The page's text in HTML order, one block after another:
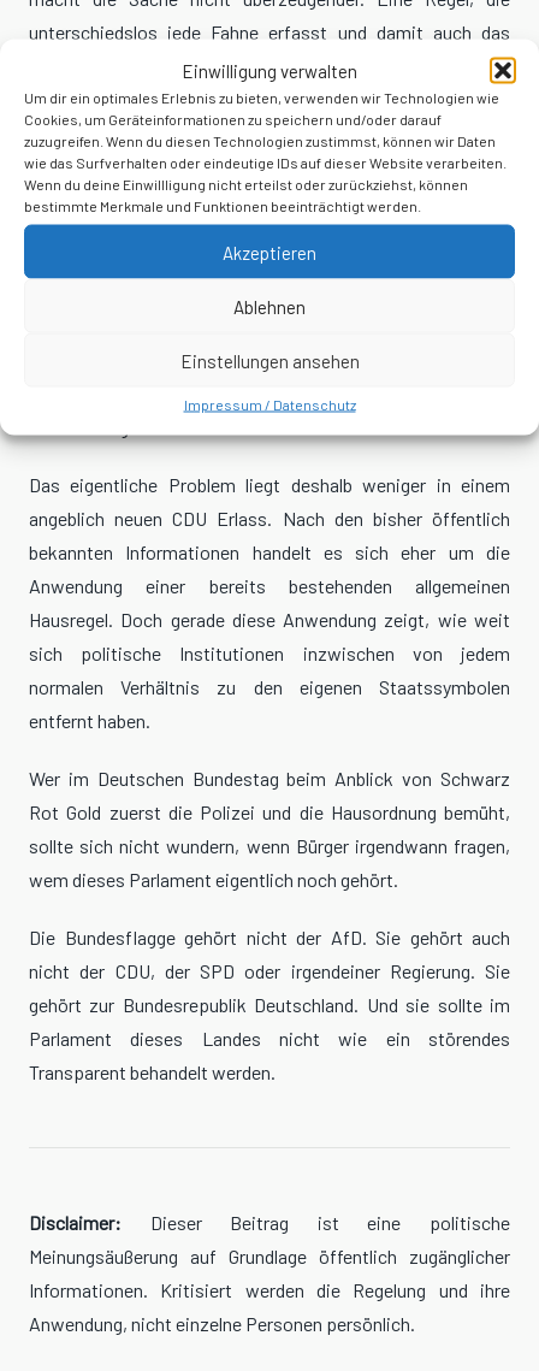
Einwilligung verwalten
Um dir ein optimales Erlebnis zu bieten, verwenden wir Technologien wie
Cookies, um Geräteinformationen zu speichern und/oder darauf
zuzugreifen. Wenn du diesen Technologien zustimmst, können wir Daten
wie das Surfverhalten oder eindeutige IDs auf dieser Website verarbeiten.
Wenn du deine Einwillligung nicht erteilst oder zurückziehst, können
bestimmte Merkmale und Funktionen beeinträchtigt werden.
Akzeptieren
Ablehnen
Einstellungen ansehen
Impressum / Datenschutz
unterschiedslos jede Fahne erfasst und damit auch das
staatliche Nationalsymbol aus dem sichtbaren Bereich des
Parlaments verbannt, ist möglicherweise formal einheitlich,
politisch aber vollkommen instinktlos.
Natürlich darf der Bundestag verhindern, dass Bürofassaden
zu dauerhaften Werbeflächen sämtlicher Parteien und
Lobbygruppen werden. Doch zwischen einer dauerhaften
besteht ein Unterschied, den selbst eine Verwaltung
Das eigentliche Problem liegt deshalb weniger in einem
angeblich neuen CDU Erlass. Nach den bisher öffentlich
bekannten Informationen handelt es sich eher um die
Anwendung einer bereits bestehenden allgemeinen
Hausregel. Doch gerade diese Anwendung zeigt, wie weit
sich politische Institutionen inzwischen von jedem
normalen Verhältnis zu den eigenen Staatssymbolen
entfernt haben.
Wer im Deutschen Bundestag beim Anblick von Schwarz
Rot Gold zuerst die Polizei und die Hausordnung bemüht,
sollte sich nicht wundern, wenn Bürger irgendwann fragen,
wem dieses Parlament eigentlich noch gehört.
Die Bundesflagge gehört nicht der AfD. Sie gehört auch
nicht der CDU, der SPD oder irgendeiner Regierung. Sie
gehört zur Bundesrepublik Deutschland. Und sie sollte im
Parlament dieses Landes nicht wie ein störendes
Transparent behandelt werden.
Disclaimer: Dieser Beitrag ist eine politische
Meinungsäußerung auf Grundlage öffentlich zugänglicher
Informationen. Kritisiert werden die Regelung und ihre
Anwendung, nicht einzelne Personen persönlich.